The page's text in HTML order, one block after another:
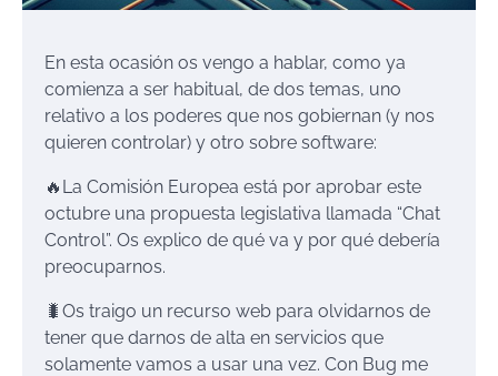
En esta ocasión os vengo a hablar, como ya
comienza a ser habitual, de dos temas, uno
relativo a los poderes que nos gobiernan (y nos
quieren controlar) y otro sobre software:
🔥La Comisión Europea está por aprobar este
octubre una propuesta legislativa llamada “Chat
Control”. Os explico de qué va y por qué debería
preocuparnos.
🐛Os traigo un recurso web para olvidarnos de
tener que darnos de alta en servicios que
solamente vamos a usar una vez. Con Bug me